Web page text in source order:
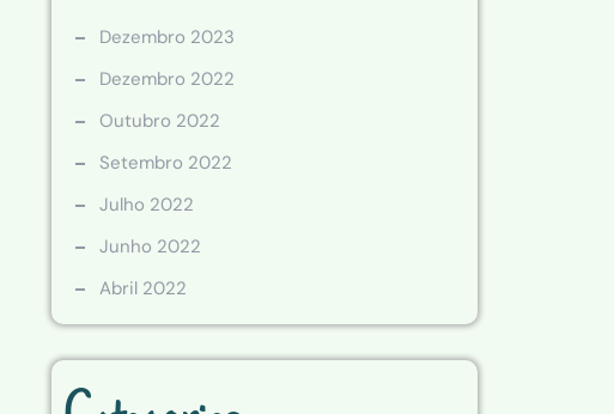
Dezembro 2023
Dezembro 2022
Outubro 2022
Setembro 2022
Julho 2022
Junho 2022
Abril 2022